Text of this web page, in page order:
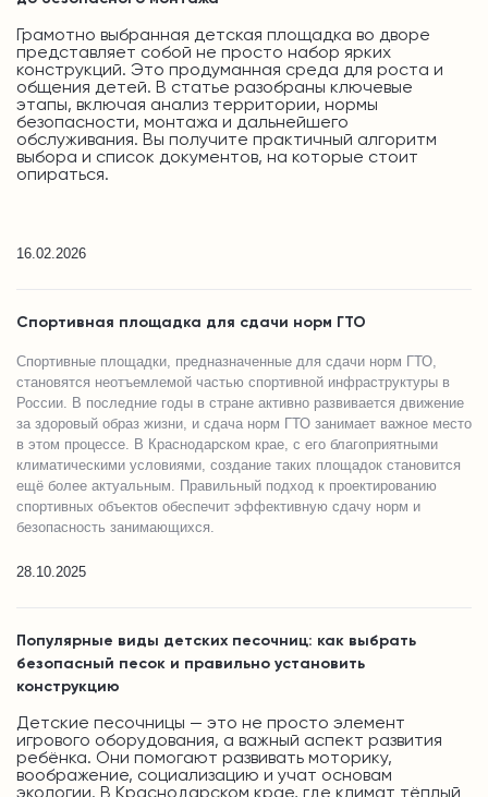
Грамотно выбранная детская площадка во дворе
представляет собой не просто набор ярких
конструкций. Это продуманная среда для роста и
общения детей. В статье разобраны ключевые
этапы, включая анализ территории, нормы
безопасности, монтажа и дальнейшего
обслуживания. Вы получите практичный алгоритм
выбора и список документов, на которые стоит
опираться.
16.02.2026
Спортивная площадка для сдачи норм ГТО
Спортивные площадки, предназначенные для сдачи норм ГТО,
становятся неотъемлемой частью спортивной инфраструктуры в
России. В последние годы в стране активно развивается движение
за здоровый образ жизни, и сдача норм ГТО занимает важное место
в этом процессе. В Краснодарском крае, с его благоприятными
климатическими условиями, создание таких площадок становится
ещё более актуальным. Правильный подход к проектированию
спортивных объектов обеспечит эффективную сдачу норм и
безопасность занимающихся.
28.10.2025
Популярные виды детских песочниц: как выбрать
безопасный песок и правильно установить
конструкцию
Детские песочницы — это не просто элемент
игрового оборудования, а важный аспект развития
ребёнка. Они помогают развивать моторику,
воображение, социализацию и учат основам